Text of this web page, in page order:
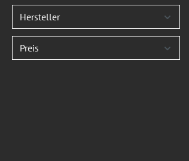
Hersteller
Preis